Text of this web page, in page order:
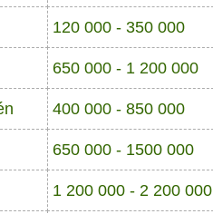
120 000 - 350 000
650 000 - 1 200 000
400 000 - 850 000
650 000 - 1500 000
1 200 000 - 2 200 000